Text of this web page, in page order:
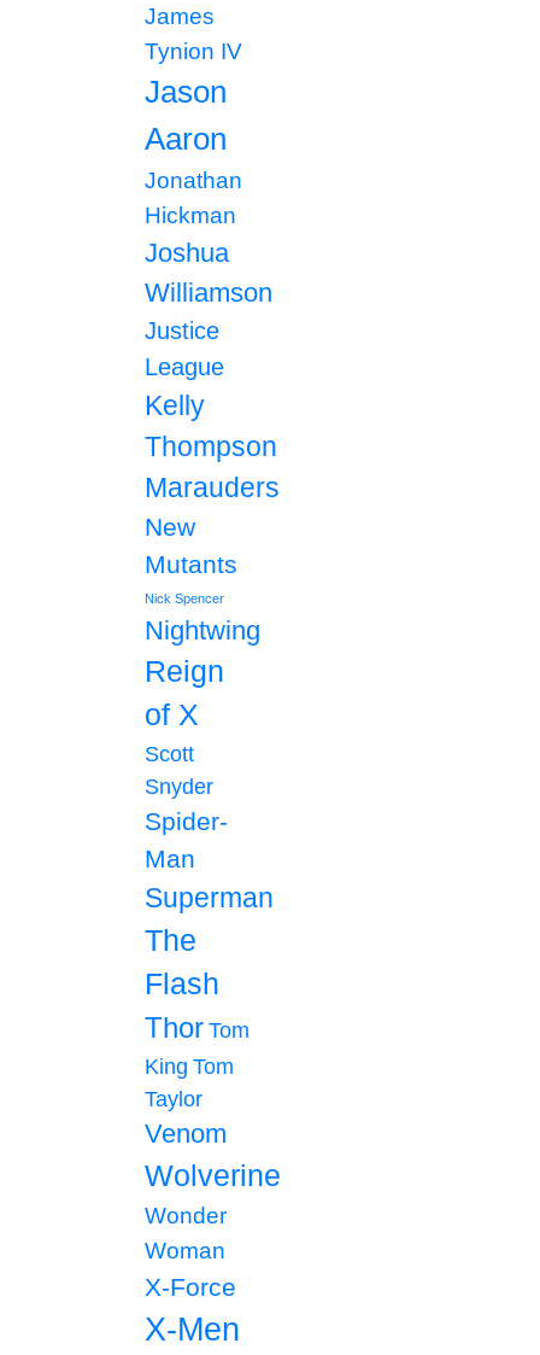
James
Tynion IV
Jason
Aaron
Jonathan
Hickman
Joshua
Williamson
Justice
League
Kelly
Thompson
Marauders
New
Mutants
Nick Spencer
Nightwing
Reign
of X
Scott
Snyder
Spider-
Man
Superman
The
Flash
Thor Tom
King Tom
Taylor
Venom
Wolverine
Wonder
Woman
X-Force
X-Men